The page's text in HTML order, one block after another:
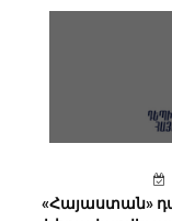
«Հայաստան»